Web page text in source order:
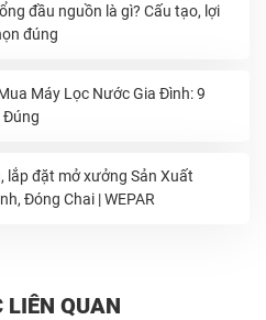
đầu nguồn là gì? Cấu tạo, lợi
đúng
Máy Lọc Nước Gia Đình: 9
Đúng
lắp đặt mở xưởng Sản Xuất
Đóng Chai | WEPAR
LIÊN QUAN